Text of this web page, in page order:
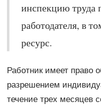
инспекцию труда
работодателя, в
ресурс.
Работник имеет право
разрешением
течение трех месяцев